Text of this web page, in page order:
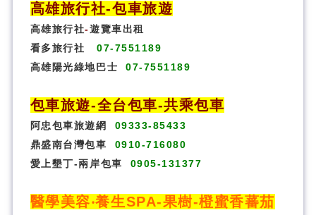
高雄旅行社-包車旅遊
高雄旅行社-遊覽車出租
看多旅行社
07-7551189
高雄陽光綠地巴士
07-7551189
包車旅遊-全台包車-共乘包車
阿忠包車旅遊網
09333-85433
鼎盛南台灣包車
0910-716080
愛上墾丁-兩岸包車
0905-131377
醫學美容‧養生SPA-果樹-橙蜜香蕃茄